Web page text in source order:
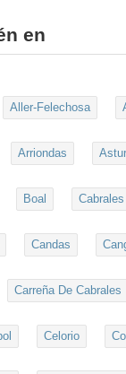
en
Aller-Felechosa
Arriondas
Boal Cabrales
Candas
Carreña De Cabrales
Celorio